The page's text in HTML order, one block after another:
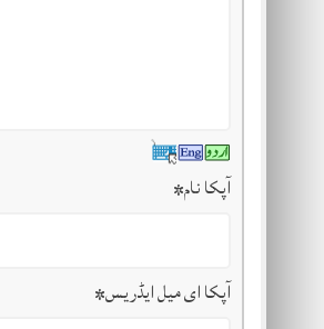
آپکا نام*
آپکا ای میل ایڈریس*